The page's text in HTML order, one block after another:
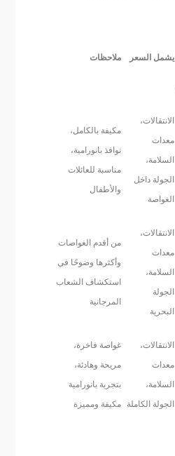
يشمل السعر ملاحظات
الانتقالات،
معدات
السلامة،
الجولة داخل
الغواصة
مكيفة بالكامل،
نوافذ بانورامية،
مناسبة للعائلات
والأطفال
الانتقالات،
معدات
السلامة،
الجولة
البحرية
من أقدم الغواصات
وأكثرها وضوحًا في
استكشاف الشعاب
المرجانية
الانتقالات،
معدات
السلامة،
الجولة الكاملة
غواصة فاخرة،
مريحة وهادئة،
بتجربة بانورامية
مكيفة ومميزة